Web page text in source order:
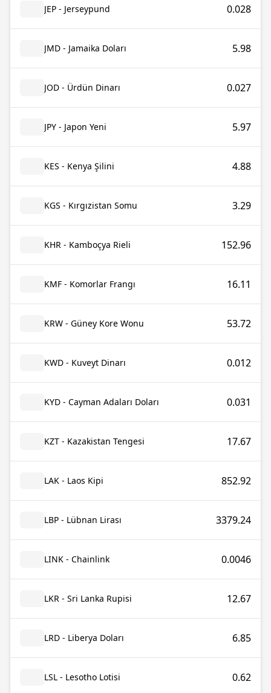
JEP - Jerseypund 0.028
JMD - Jamaika Doları 5.98
JOD - Ürdün Dinarı 0.027
JPY - Japon Yeni 5.97
KES - Kenya Şilini 4.88
KGS - Kırgızistan Somu 3.29
KHR - Kamboçya Rieli 152.96
KMF - Komorlar Frangı 16.11
KRW - Güney Kore Wonu 53.72
KWD - Kuveyt Dinarı 0.012
KYD - Cayman Adaları Doları 0.031
KZT - Kazakistan Tengesi 17.67
LAK - Laos Kipi 852.92
LBP - Lübnan Lirası 3379.24
LINK - Chainlink 0.0046
LKR - Sri Lanka Rupisi 12.67
LRD - Liberya Doları 6.85
LSL - Lesotho Lotisi 0.62